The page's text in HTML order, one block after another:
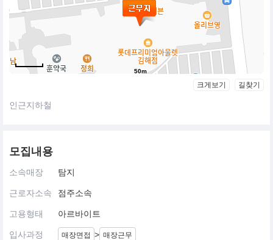
50m
크게보기 길찾기
인근지하철
모집내용
소속매장 탐지
근로자소속 점주소속
고용형태 아르바이트
입사과정 매장면접 > 매장근무